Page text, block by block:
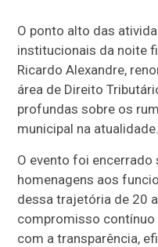
O ponto alto das
institucionais da noite
Ricardo Alexandre,
área de Direito
profundas sobre os
municipal na atualidade.
O evento foi
homenagens aos
dessa trajetória de 20
compromisso contínuo
com a transparência,